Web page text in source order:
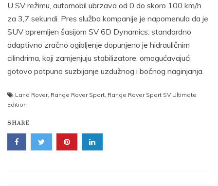
U SV režimu, automobil ubrzava od 0 do skoro 100 km/h
za 3,7 sekundi. Pres služba kompanije je napomenula da je
SUV opremljen šasijom SV 6D Dynamics: standardno
adaptivno zračno ogibljenje dopunjeno je hidrauličnim
cilindrima, koji zamjenjuju stabilizatore, omogućavajući
gotovo potpuno suzbijanje uzdužnog i bočnog naginjanja.
Land Rover, Range Rover Sport, Range Rover Sport SV Ultimate
Edition
SHARE